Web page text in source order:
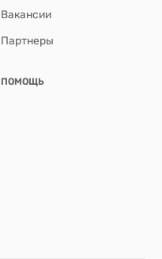
Вакансии
Партнеры
ПОМОЩЬ